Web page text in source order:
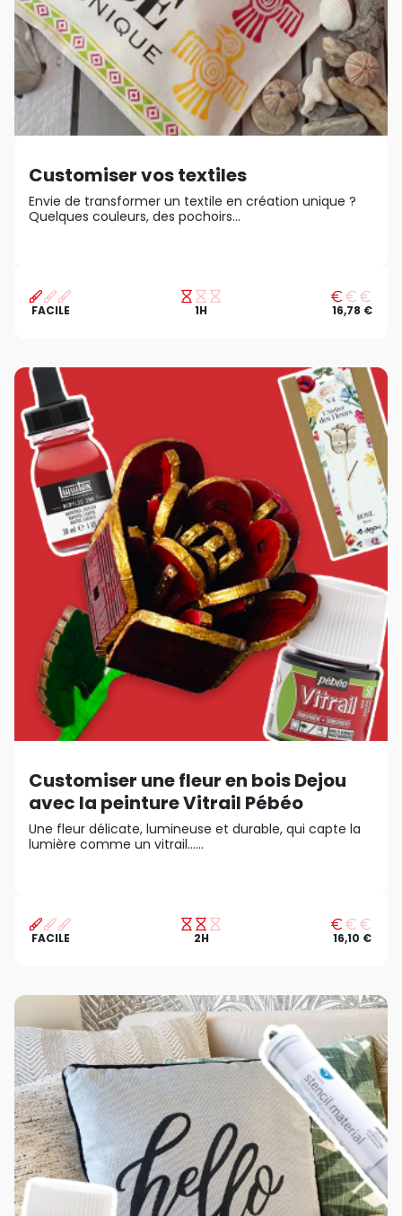
Customiser vos textiles
Envie de transformer un textile en création unique ?
Quelques couleurs, des pochoirs...
FACILE 1H 16,78 €
Customiser une fleur en bois Dejou
avec la peinture Vitrail Pébéo
Une fleur délicate, lumineuse et durable, qui capte la
lumière comme un vitrail…...
FACILE 2H 16,10 €